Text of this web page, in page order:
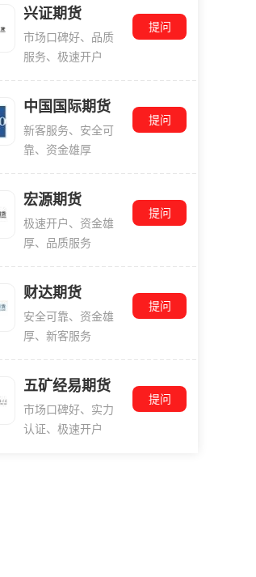
兴证期货
市场口碑好、品质
服务、极速开户
提问
中国国际期货
新客服务、安全可
靠、资金雄厚
提问
宏源期货
极速开户、资金雄
厚、品质服务
提问
财达期货
安全可靠、资金雄
厚、新客服务
提问
五矿经易期货
市场口碑好、实力
认证、极速开户
提问